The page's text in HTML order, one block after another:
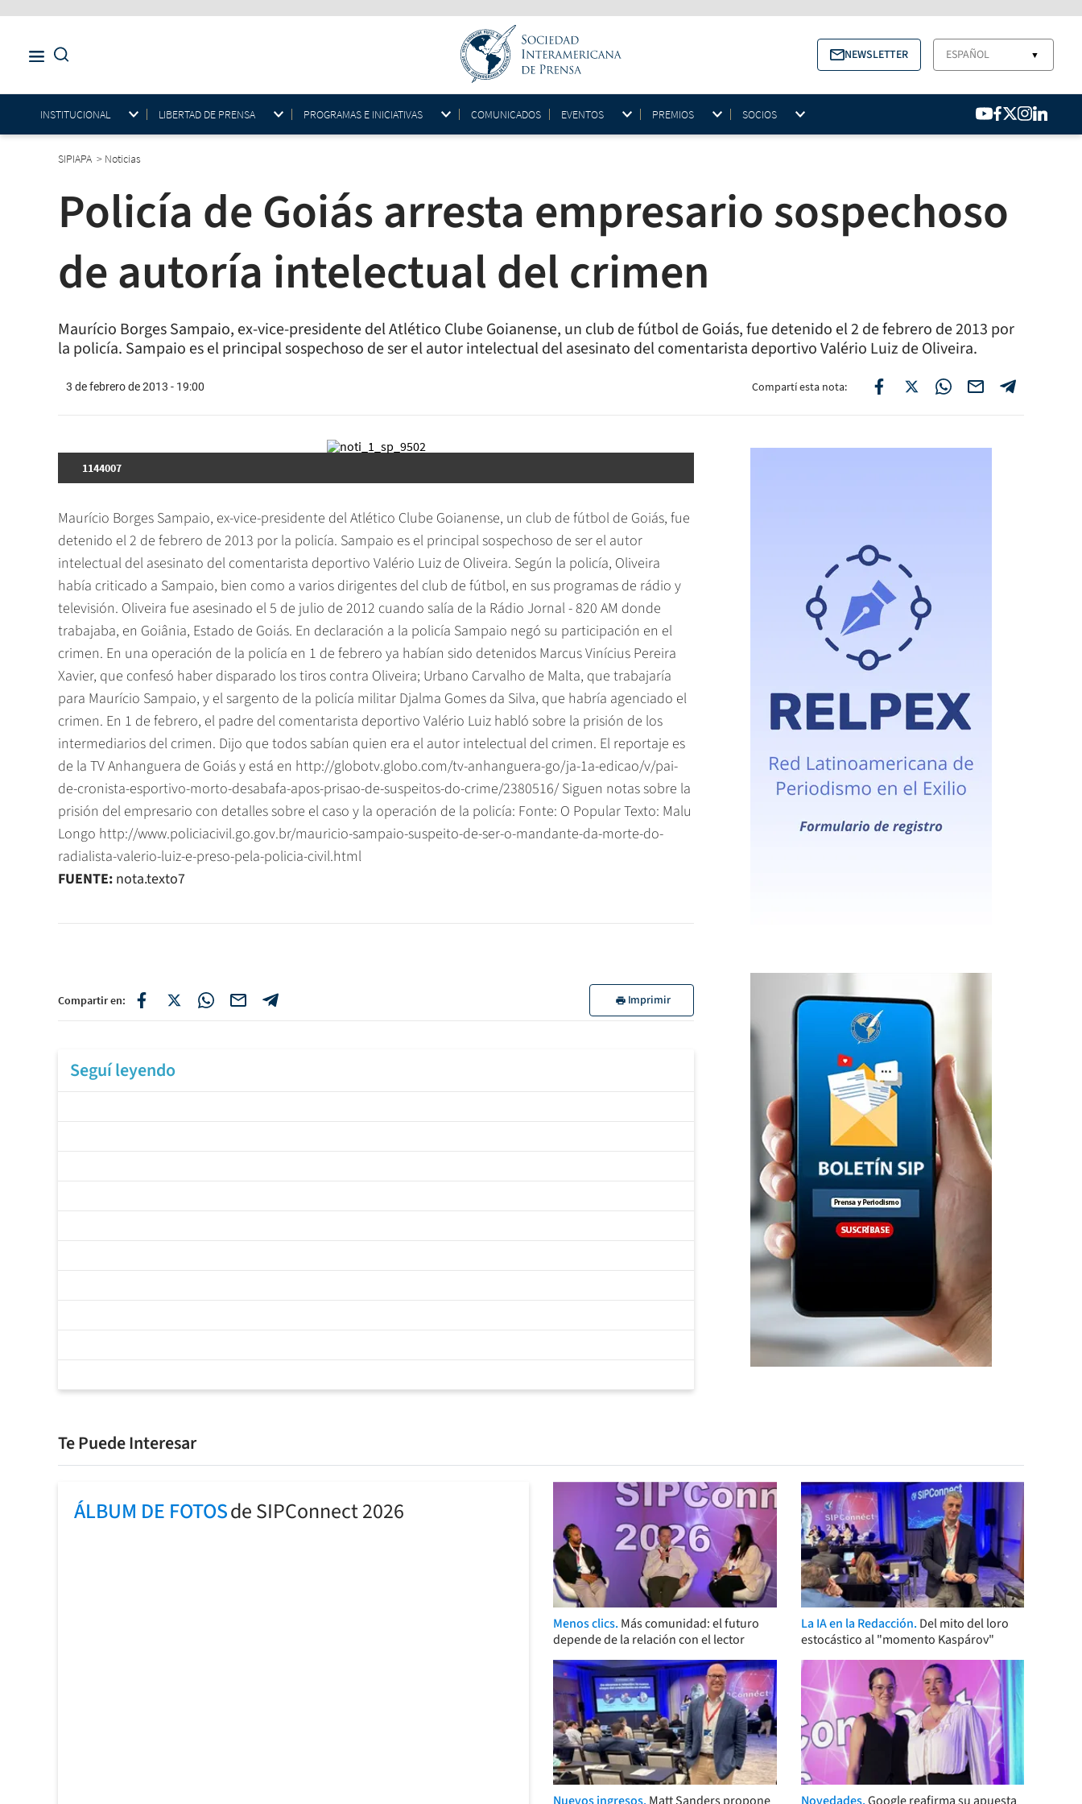
NEWSLETTER ESPAÑOL ▼
INSTITUCIONAL LIBERTAD DE PRENSA PROGRAMAS E INICIATIVAS COMUNICADOS EVENTOS PREMIOS SOCIOS
SIPIAPA > Noticias
Policía de Goiás arresta empresario sospechoso
de autoría intelectual del crimen
Maurício Borges Sampaio, ex-vice-presidente del Atlético Clube Goianense, un club de fútbol de Goiás, fue detenido el 2 de febrero de 2013 por
la policía. Sampaio es el principal sospechoso de ser el autor intelectual del asesinato del comentarista deportivo Valério Luiz de Oliveira.
3 de febrero de 2013 - 19:00 Compartí esta nota:
1144007
Maurício Borges Sampaio, ex-vice-presidente del Atlético Clube Goianense, un club de fútbol de Goiás, fue
detenido el 2 de febrero de 2013 por la policía. Sampaio es el principal sospechoso de ser el autor
intelectual del asesinato del comentarista deportivo Valério Luiz de Oliveira. Según la policía, Oliveira
había criticado a Sampaio, bien como a varios dirigentes del club de fútbol, en sus programas de rádio y
televisión. Oliveira fue asesinado el 5 de julio de 2012 cuando salía de la Rádio Jornal - 820 AM donde
trabajaba, en Goiânia, Estado de Goiás. En declaración a la policía Sampaio negó su participación en el
crimen. En una operación de la policía en 1 de febrero ya habían sido detenidos Marcus Vinícius Pereira
Xavier, que confesó haber disparado los tiros contra Oliveira; Urbano Carvalho de Malta, que trabajaría
para Maurício Sampaio, y el sargento de la policía militar Djalma Gomes da Silva, que habría agenciado el
crimen. En 1 de febrero, el padre del comentarista deportivo Valério Luiz habló sobre la prisión de los
intermediarios del crimen. Dijo que todos sabían quien era el autor intelectual del crimen. El reportaje es
de la TV Anhanguera de Goiás y está en http://globotv.globo.com/tv-anhanguera-go/ja-1a-edicao/v/pai-
de-cronista-esportivo-morto-desabafa-apos-prisao-de-suspeitos-do-crime/2380516/ Siguen notas sobre la
prisión del empresario con detalles sobre el caso y la operación de la policía: Fonte: O Popular Texto: Malu
Longo http://www.policiacivil.go.gov.br/mauricio-sampaio-suspeito-de-ser-o-mandante-da-morte-do-
radialista-valerio-luiz-e-preso-pela-policia-civil.html
FUENTE: nota.texto7
Compartir en: Imprimir
Seguí leyendo
Te Puede Interesar
ÁLBUM DE FOTOSde SIPConnect 2026
Menos clics. Más comunidad: el futuro
depende de la relación con el lector
La IA en la Redacción. Del mito del loro
estocástico al "momento Kaspárov"